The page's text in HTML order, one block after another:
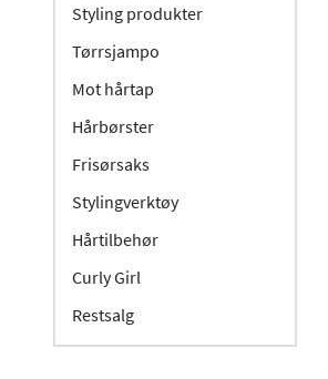
Styling produkter
Tørrsjampo
Mot hårtap
Hårbørster
Frisørsaks
Stylingverktøy
Hårtilbehør
Curly Girl
Restsalg